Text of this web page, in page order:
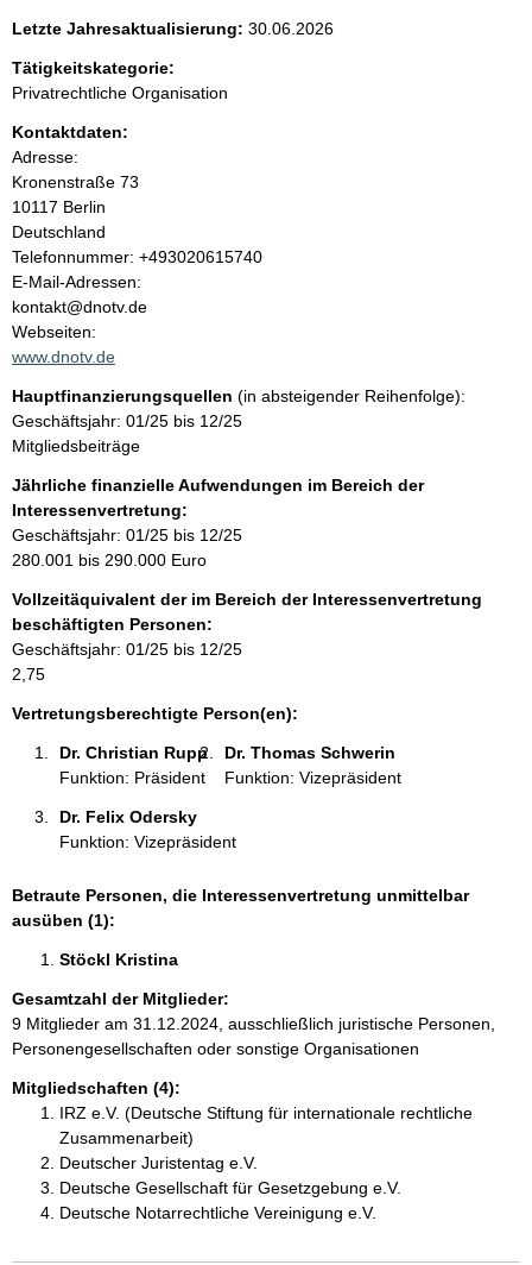
e
n
i
n
h
a
l
t
Letzte Jahresaktualisierung: 30.06.2026
Tätigkeitskategorie:
Privatrechtliche Organisation
Kontaktdaten:
Adresse:
Kronenstraße 73
10117 Berlin
Deutschland
K
o
n
t
a
t
i
n
f
o
r
m
t
i
o
n
e
Telefonnummer: +493020615740
E-Mail-Adressen:
kontakt@dnotv.de
Webseiten:
www.dnotv.de
Hauptfinanzierungsquellen (in absteigender Reihenfolge):
Geschäftsjahr: 01/25 bis 12/25
Mitgliedsbeiträge
Jährliche finanzielle Aufwendungen im Bereich der
Interessenvertretung:
Geschäftsjahr: 01/25 bis 12/25
280.001 bis 290.000 Euro
Vollzeitäquivalent der im Bereich der Interessenvertretung
beschäftigten Personen:
Geschäftsjahr: 01/25 bis 12/25
2,75
Vertretungsberechtigte Person(en):
Dr. Christian Rupp
Funktion: Präsident
Dr. Thomas Schwerin
Funktion: Vizepräsident
Dr. Felix Odersky
Funktion: Vizepräsident
Betraute Personen, die Interessenvertretung unmittelbar
ausüben (1):
Stöckl Kristina
Gesamtzahl der Mitglieder:
9 Mitglieder am 31.12.2024, ausschließlich juristische Personen,
Personengesellschaften oder sonstige Organisationen
Mitgliedschaften (4):
IRZ e.V. (Deutsche Stiftung für internationale rechtliche
Zusammenarbeit)
Deutscher Juristentag e.V.
Deutsche Gesellschaft für Gesetzgebung e.V.
Deutsche Notarrechtliche Vereinigung e.V.